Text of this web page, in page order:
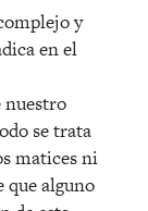
y
en el
nuestro
se trata
matices ni
que alguno